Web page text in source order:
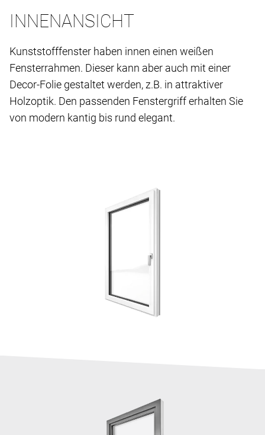
INNENANSICHT
Kunststofffenster haben innen einen weißen
Fensterrahmen. Dieser kann aber auch mit einer
Decor-Folie gestaltet werden, z.B. in attraktiver
Holzoptik. Den passenden Fenstergriff erhalten Sie
von modern kantig bis rund elegant.